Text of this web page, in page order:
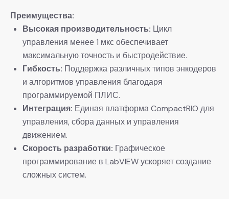
​Преимущества:​
​Высокая производительность:​ ​ Цикл
управления менее 1 мкс обеспечивает
максимальную точность и быстродействие.
​Гибкость:​ ​ Поддержка различных типов энкодеров
и алгоритмов управления благодаря
программируемой ПЛИС.
​Интеграция:​ ​ Единая платформа CompactRIO для
управления, сбора данных и управления
движением.
​Скорость разработки:​ ​ Графическое
программирование в LabVIEW ускоряет создание
сложных систем.